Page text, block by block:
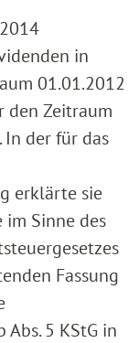
in
01.01.2012
den Zeitraum
In der für das
erklärte sie
Sinne des
Fassung
5 KStG in